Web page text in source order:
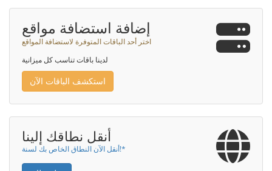
إضافة استضافة مواقع
اختر أحد الباقات المتوفرة لاستضافة المواقع
لدينا باقات تناسب كل ميزانية
استكشف الباقات الآن
أنقل نطاقك إلينا
أنقل الآن النطاق الخاص بك لسنة!*